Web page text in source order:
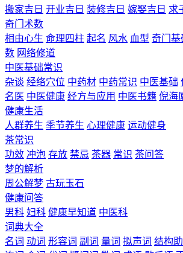
搬家吉日 开业吉日 装修吉日 嫁娶吉日 求
奇门术数
相由心生 命理四柱 起名 风水 血型 奇门基
数 网络修道
中医基础常识
杂谈 经络穴位 中药材 中药常识 中医基础
名医 中医健康 经方与应用 中医书籍 倪海
健康生活
人群养生 季节养生 心理健康 运动健身
茶常识
功效 冲泡 存放 禁忌 茶器 常识 茶问答
梦的解析
周公解梦 古玩玉石
健康问答
男科 妇科 健康早知道 中医科
词典大全
名词 动词 形容词 副词 量词 拟声词 结构